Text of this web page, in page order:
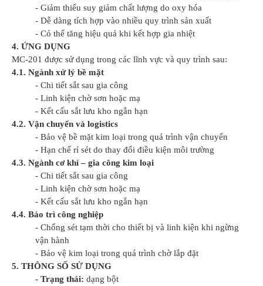
- Giảm thiểu suy giảm chất lượng do oxy hóa
- Dễ dàng tích hợp vào nhiều quy trình sản xuất
- Có thể tăng hiệu quả khi kết hợp gia nhiệt
4. ỨNG DỤNG
MC-201 được sử dụng trong các lĩnh vực và quy trình sau:
4.1. Ngành xử lý bề mặt
- Chi tiết sắt sau gia công
- Linh kiện chờ sơn hoặc mạ
- Kết cấu sắt lưu kho ngắn hạn
4.2. Vận chuyển và logistics
- Bảo vệ bề mặt kim loại trong quá trình vận chuyển
- Hạn chế rỉ sét do thay đổi điều kiện môi trường
4.3. Ngành cơ khí – gia công kim loại
- Chi tiết sắt sau gia công
- Linh kiện chờ sơn hoặc mạ
- Kết cấu sắt lưu kho ngắn hạn
4.4. Bảo trì công nghiệp
- Chống sét tạm thời cho thiết bị và linh kiện khi ngừng
vận hành
- Bảo vệ kim loại trong quá trình chờ lắp đặt
5. THÔNG SỐ SỬ DỤNG
- Trạng thái: dạng bột